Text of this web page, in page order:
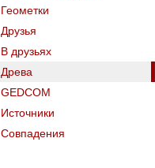
Геометки
Друзья
В друзьях
Древа
GEDCOM
Источники
Совпадения